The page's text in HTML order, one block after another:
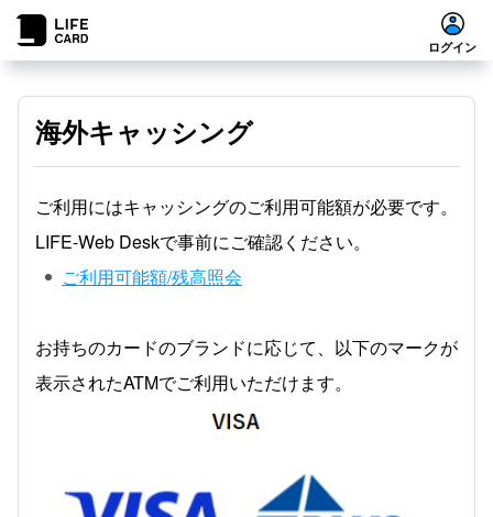
ログイン
海外キャッシング
ご利用にはキャッシングのご利用可能額が必要です。
LIFE-Web Deskで事前にご確認ください。
ご利用可能額/残高照会
お持ちのカードのブランドに応じて、以下のマークが
表示されたATMでご利用いただけます。